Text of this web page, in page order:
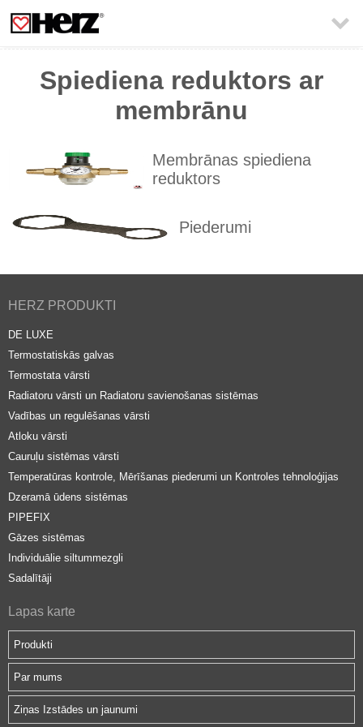

Spiediena reduktors ar
membrānu
Membrānas spiediena
reduktors
Piederumi
HERZ PRODUKTI
DE LUXE
Termostatiskās galvas
Termostata vārsti
Radiatoru vārsti un Radiatoru savienošanas sistēmas
Vadības un regulēšanas vārsti
Atloku vārsti
Cauruļu sistēmas vārsti
Temperatūras kontrole, Mērīšanas piederumi un Kontroles tehnoloģijas
Dzeramā ūdens sistēmas
PIPEFIX
Gāzes sistēmas
Individuālie siltummezgli
Sadalītāji
Lapas karte
Produkti
Par mums
Ziņas Izstādes un jaunumi